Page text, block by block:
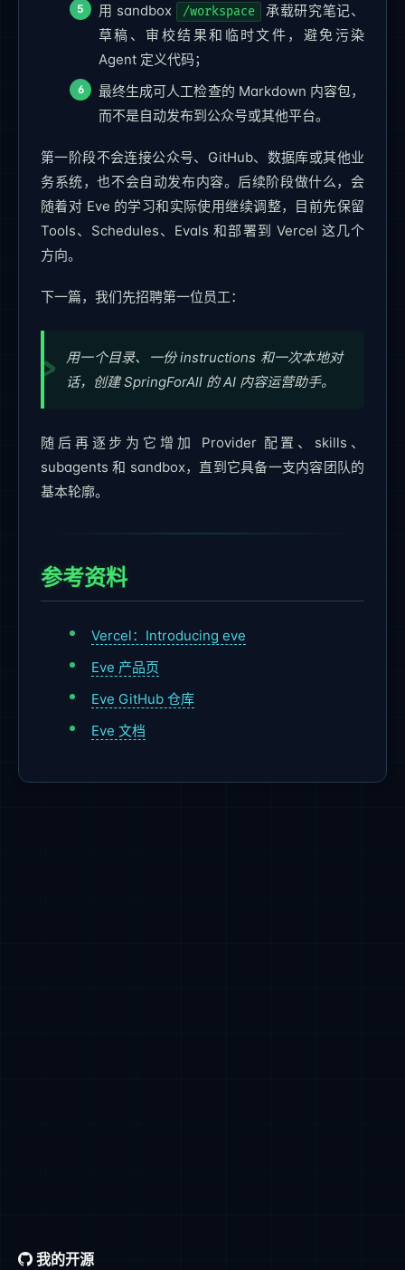
用 sandbox
/workspace
承载研究笔记、
草稿、审校结果和临时文件，避免污染
Agent 定义代码；
最终生成可人工检查的 Markdown 内容包，
而不是自动发布到公众号或其他平台。
第一阶段不会连接公众号、GitHub、数据库或其他业
务系统，也不会自动发布内容。后续阶段做什么，会
随着对 Eve 的学习和实际使用继续调整，目前先保留
Tools、Schedules、Evals 和部署到 Vercel 这几个
方向。
下一篇，我们先招聘第一位员工：
用一个目录、一份 instructions 和一次本地对
话，创建 SpringForAll 的 AI 内容运营助手。
随后再逐步为它增加 Provider 配置、skills、
subagents 和 sandbox，直到它具备一支内容团队的
基本轮廓。
参考资料
Vercel：Introducing eve
Eve 产品页
Eve GitHub 仓库
Eve 文档
我的开源